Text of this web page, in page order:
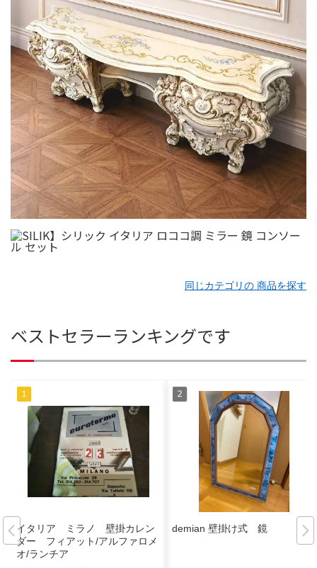
同じカテゴリの 商品を探す
ベストセラーランキングです
イタリア ミラノ 壁掛カレン
ダー フィアット/アルファロメ
オ/ランチア
demian 壁掛け式 鏡